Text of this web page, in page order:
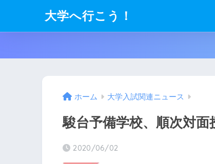
大学へ行こう！
ホーム 大学入試関連ニュース
駿台予備学校、順次対面
2020/06/02